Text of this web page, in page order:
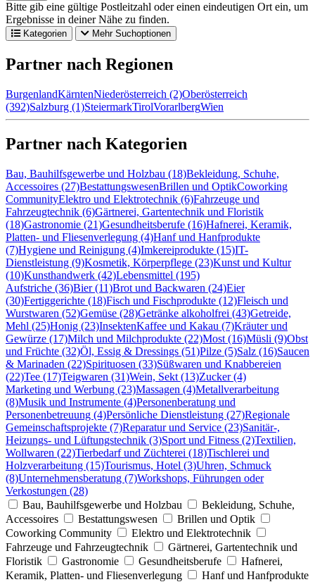
Bitte gib eine gültige Postleitzahl oder einen eindeutigen Ort ein, um
Ergebnisse in deiner Nähe zu finden.
Kategorien Mehr Suchoptionen
Partner nach Regionen
BurgenlandKärntenNiederösterreich (2)Oberösterreich
(392)Salzburg (1)SteiermarkTirolVorarlbergWien
Partner nach Kategorien
Bau, Bauhilfsgewerbe und Holzbau (18)Bekleidung, Schuhe,
Accessoires (27)BestattungswesenBrillen und OptikCoworking
CommunityElektro und Elektrotechnik (6)Fahrzeuge und
Fahrzeugtechnik (6)Gärtnerei, Gartentechnik und Floristik
(18)Gastronomie (21)Gesundheitsberufe (16)Hafnerei, Keramik,
Platten- und Fliesenverlegung (4)Hanf und Hanfprodukte
(7)Hygiene und Reinigung (4)Imkereiprodukte (15)IT-
Dienstleistung (9)Kosmetik, Körperpflege (23)Kunst und Kultur
(10)Kunsthandwerk (42)Lebensmittel (195)
Aufstriche (36)Bier (11)Brot und Backwaren (24)Eier
(30)Fertiggerichte (18)Fisch und Fischprodukte (12)Fleisch und
Wurstwaren (52)Gemüse (28)Getränke alkoholfrei (43)Getreide,
Mehl (25)Honig (23)InsektenKaffee und Kakau (7)Kräuter und
Gewürze (17)Milch und Milchprodukte (22)Most (16)Müsli (9)Obst
und Früchte (32)Öl, Essig & Dressings (51)Pilze (5)Salz (16)Saucen
& Marinaden (22)Spirituosen (33)Süßwaren und Knabbereien
(22)Tee (17)Teigwaren (31)Wein, Sekt (13)Zucker (4)
Marketing und Werbung (23)Massagen (4)Metallverarbeitung
(8)Musik und Instrumente (4)Personenberatung und
Personenbetreuung (4)Persönliche Dienstleistung (27)Regionale
Gemeinschaftsprojekte (7)Reparatur und Service (23)Sanitär-,
Heizungs- und Lüftungstechnik (3)Sport und Fitness (2)Textilien,
Wollwaren (22)Tierbedarf und Züchterei (18)Tischlerei und
Holzverarbeitung (15)Tourismus, Hotel (3)Uhren, Schmuck
(8)Unternehmensberatung (7)Workshops, Führungen oder
Verkostungen (28)
Bau, Bauhilfsgewerbe und Holzbau
Bekleidung, Schuhe,
Accessoires
Bestattungswesen
Brillen und Optik
Coworking Community
Elektro und Elektrotechnik
Fahrzeuge und Fahrzeugtechnik
Gärtnerei, Gartentechnik und
Floristik
Gastronomie Gesundheitsberufe
Hafnerei,
Keramik, Platten- und Fliesenverlegung
Hanf und Hanfprodukte